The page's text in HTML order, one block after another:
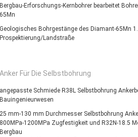
Bergbau-Erforschungs-Kernbohrer bearbeitet
65Mn
Geologisches Bohrgestänge des Diamant-65Mn
Prospektierung/Landstraße
Anker Für Die Selbstbohrung
angepasste Schmiede R38L Selbstbohrung
Bauingenieurwesen
25 mm-130 mm Durchmesser Selbstbohrung
800MPa-1200MPa Zugfestigkeit und R32N-18.5
Bergbau